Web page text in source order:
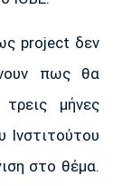
project δεν
πως θα
μήνες
Ινστιτούτου
στο θέμα.